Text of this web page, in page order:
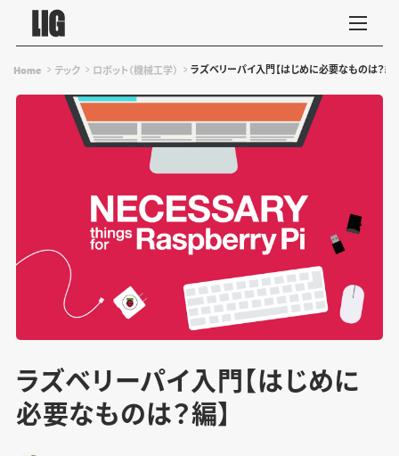
Home テック ロボット（機械工学） ラズベリーパイ入門【はじめに必要なものは？編】
ラズベリーパイ入門【はじめに
必要なものは？編】